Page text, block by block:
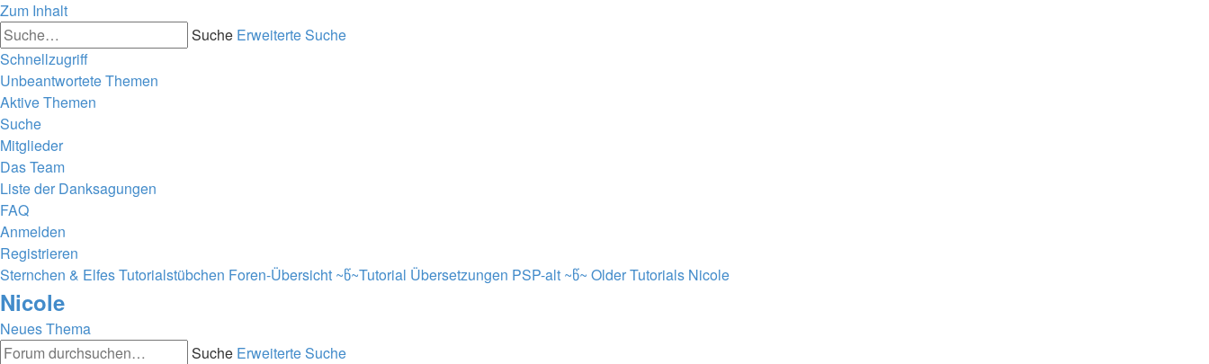
Zum Inhalt
Suche Erweiterte Suche
Schnellzugriff
Unbeantwortete Themen
Aktive Themen
Suche
Mitglieder
Das Team
Liste der Danksagungen
FAQ
Anmelden
Registrieren
Sternchen & Elfes Tutorialstübchen Foren-Übersicht ~წ~Tutorial Übersetzungen PSP-alt ~წ~ Older Tutorials Nicole
Nicole
Neues Thema
Suche Erweiterte Suche